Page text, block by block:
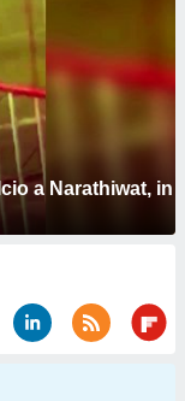
a Narathiwat, in